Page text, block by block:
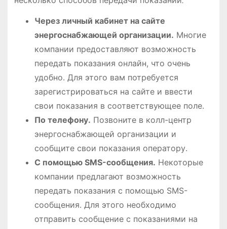
Через личный кабинет на сайте
энергоснабжающей организации․ Многие
компании предоставляют возможность
передать показания онлайн, что очень
удобно․ Для этого вам потребуется
зарегистрироваться на сайте и ввести
свои показания в соответствующее поле․
По телефону․ Позвоните в колл-центр
энергоснабжающей организации и
сообщите свои показания оператору․
С помощью SMS-сообщения․ Некоторые
компании предлагают возможность
передать показания с помощью SMS-
сообщения․ Для этого необходимо
отправить сообщение с показаниями на